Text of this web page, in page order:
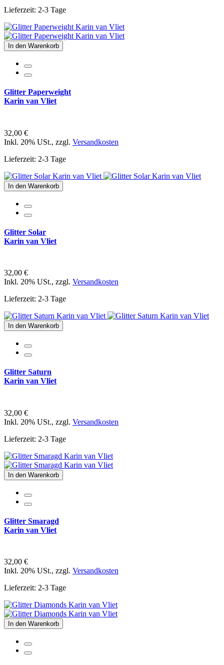
Lieferzeit: 2-3 Tage
In den Warenkorb
Glitter Paperweight
Karin van Vliet
32,00 €
Inkl. 20% USt., zzgl. Versandkosten
Lieferzeit: 2-3 Tage
In den Warenkorb
Glitter Solar
Karin van Vliet
32,00 €
Inkl. 20% USt., zzgl. Versandkosten
Lieferzeit: 2-3 Tage
In den Warenkorb
Glitter Saturn
Karin van Vliet
32,00 €
Inkl. 20% USt., zzgl. Versandkosten
Lieferzeit: 2-3 Tage
In den Warenkorb
Glitter Smaragd
Karin van Vliet
32,00 €
Inkl. 20% USt., zzgl. Versandkosten
Lieferzeit: 2-3 Tage
In den Warenkorb